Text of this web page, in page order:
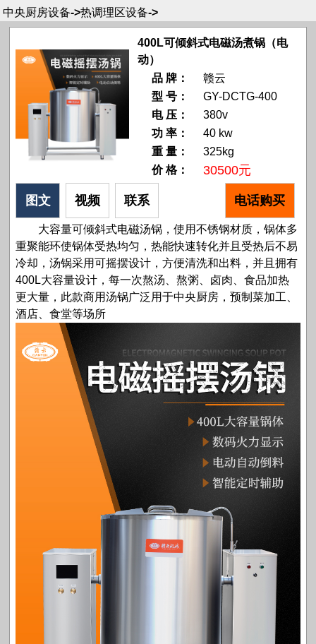
中央厨房设备->热调理区设备->
400L可倾斜式电磁汤煮锅（电
动）
品 牌：
赣云
型 号：
GY-DCTG-400
电 压：
380v
功 率：
40 kw
重 量：
325kg
价 格：
30500元
图文 视频 联系 电话购买
大容量可倾斜式电磁汤锅，使用不锈钢材质，锅体多
重聚能环使锅体受热均匀，热能快速转化并且受热后不易
冷却，汤锅采用可摇摆设计，方便清洗和出料，并且拥有
400L大容量设计，每一次熬汤、熬粥、卤肉、食品加热
更大量，此款商用汤锅广泛用于中央厨房，预制菜加工、
酒店、食堂等场所